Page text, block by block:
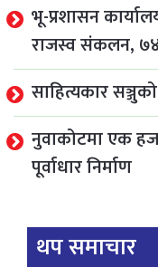
भू-प्रशासन
राजस्व संकलन,
साहित्यकार
नुवाकोटमा एक
पूर्वाधार निर्माण
थप समाचार